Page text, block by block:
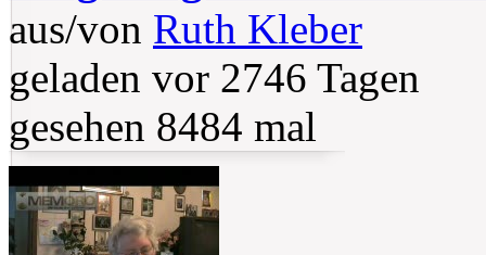
aus/von Ruth Kleber
geladen vor 2746 Tagen
gesehen 8484 mal